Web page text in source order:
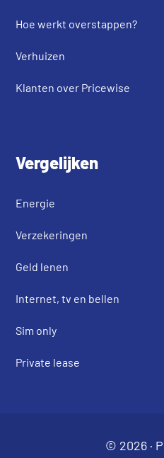
Hoe werkt overstappen?
Verhuizen
Klanten over Pricewise
Vergelijken
Energie
Verzekeringen
Geld lenen
Internet, tv en bellen
Sim only
Private lease
© 2026 ·